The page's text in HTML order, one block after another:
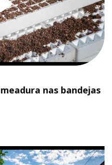
nas bandejas